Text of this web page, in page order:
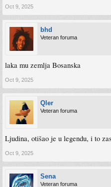
Oct 9, 2025
bhd
Veteran foruma
laka mu zemlja Bosanska
Oct 9, 2025
Qler
Veteran foruma
Ljudina, otišao je u legendu, i to
Oct 9, 2025
Sena
Veteran foruma